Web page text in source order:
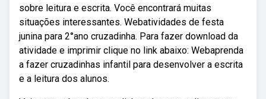
sobre leitura e escrita. Você encontrará muitas
situações interessantes. Webatividades de festa
junina para 2°ano cruzadinha. Para fazer download da
atividade e imprimir clique no link abaixo: Webaprenda
a fazer cruzadinhas infantil para desenvolver a escrita
e a leitura dos alunos.